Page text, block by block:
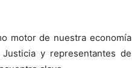
motor de nuestra economía
y representantes de